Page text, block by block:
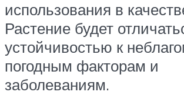
использования в
Растение будет
устойчивостью к
погодным факторам и
заболеваниям.